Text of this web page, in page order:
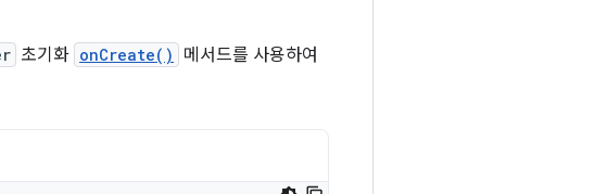
초기화 onCreate()
메서드를 사용하여